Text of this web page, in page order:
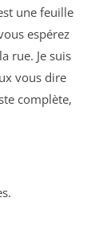
une feuille
espérez
rue. Je suis
vous dire
complète,